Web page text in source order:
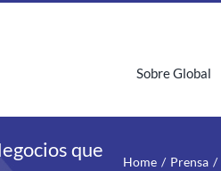
Sobre Global
que
Home Prensa